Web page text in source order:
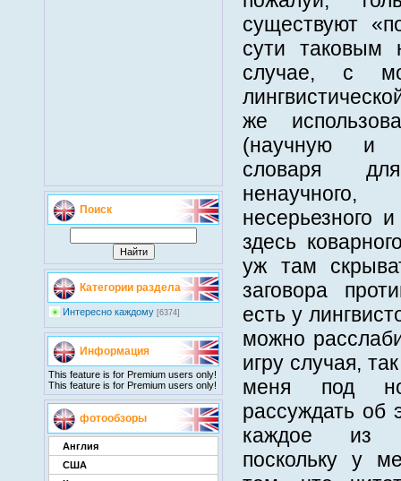
Поиск
Категории раздела
Интересно каждому [6374]
Информация
This feature is for Premium users only!
This feature is for Premium users only!
фотообзоры
Англия
США
существуют
сути таковым
случае, с
же
(научную и
словаря
ненаучного,
несерьезного
здесь
уж там
заговора
есть у
можно
игру случая,
меня под
рассуждать об
каждое из
поскольку у